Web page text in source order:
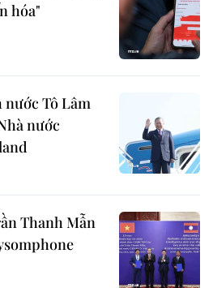
hóa"
Tô Lâm
nước
Thanh Mẫn